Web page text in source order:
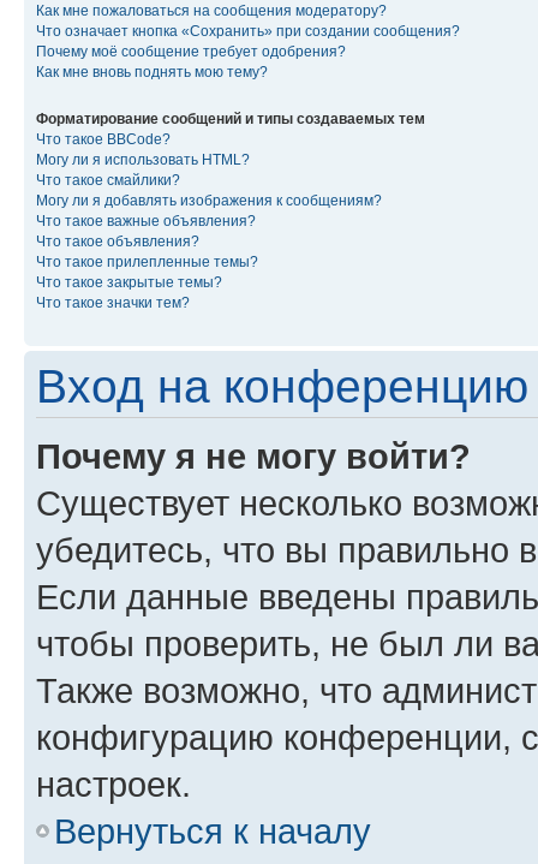
Как мне пожаловаться на сообщения модератору?
Что означает кнопка «Сохранить» при создании сообщения?
Почему моё сообщение требует одобрения?
Как мне вновь поднять мою тему?
Форматирование сообщений и типы создаваемых тем
Что такое BBCode?
Могу ли я использовать HTML?
Что такое смайлики?
Могу ли я добавлять изображения к сообщениям?
Что такое важные объявления?
Что такое объявления?
Что такое прилепленные темы?
Что такое закрытые темы?
Что такое значки тем?
Вход на конференцию
Почему я не могу войти?
Существует несколько
убедитесь, что вы правильно
Если данные введены
чтобы проверить, не был ли
Также возможно, что
конфигурацию конференции,
настроек.
Вернуться к началу